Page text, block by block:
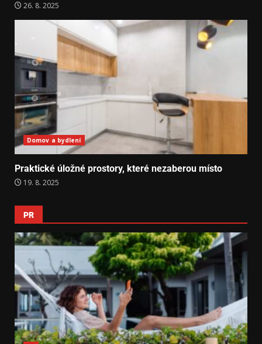
26. 8. 2025
Domov a bydlení
Praktické úložné prostory, které nezaberou místo
19. 8. 2025
PR